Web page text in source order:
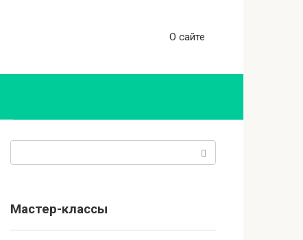
О сайте
Мастер-классы